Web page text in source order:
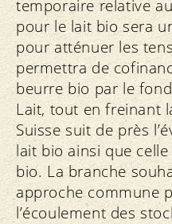
temporaire relative
pour le lait bio sera
pour atténuer les
permettra de
beurre bio par le
Lait, tout en freinant
Suisse suit de près
lait bio ainsi que
bio. La branche
approche commune
l’écoulement des